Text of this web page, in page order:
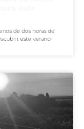
de dos horas de
este verano